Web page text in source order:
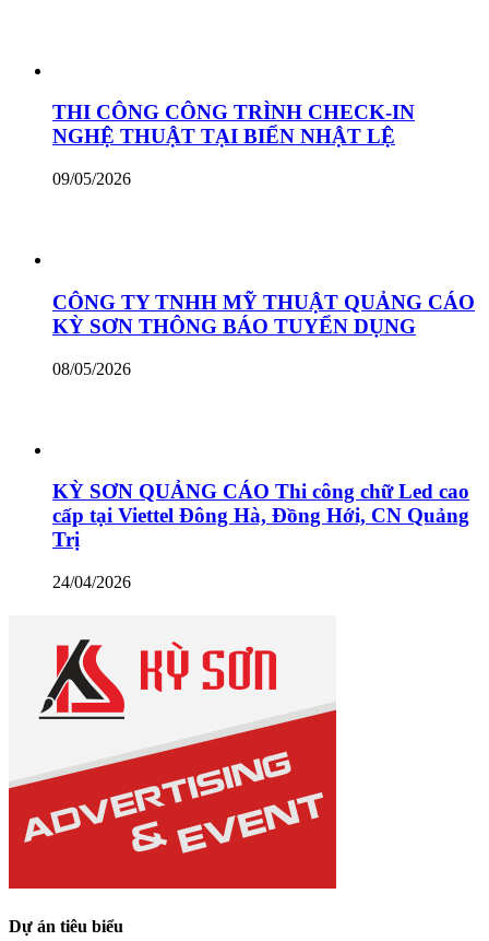
THI CÔNG CÔNG TRÌNH CHECK-IN
NGHỆ THUẬT TẠI BIỂN NHẬT LỆ
09/05/2026
CÔNG TY TNHH MỸ THUẬT QUẢNG CÁO
KỲ SƠN THÔNG BÁO TUYỂN DỤNG
08/05/2026
KỲ SƠN QUẢNG CÁO Thi công chữ Led cao
cấp tại Viettel Đông Hà, Đồng Hới, CN Quảng
Trị
24/04/2026
Dự án tiêu biểu